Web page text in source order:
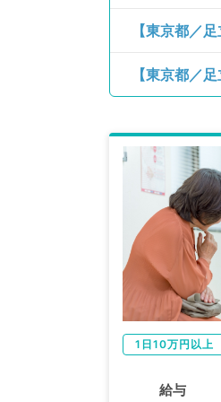
【東京都／
【東京都／
1日10万円以上
給与